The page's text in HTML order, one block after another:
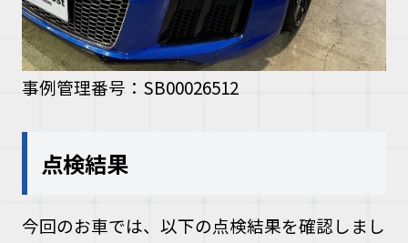
事例管理番号：SB00026512
点検結果
今回のお車では、以下の点検結果を確認しまし